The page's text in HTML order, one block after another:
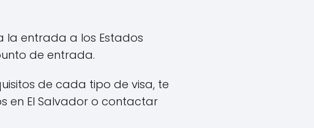
la entrada a los Estados
de entrada.
de cada tipo de visa, te
en El Salvador o contactar